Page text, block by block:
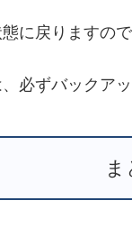
に戻りますの
必ずバックア
ま